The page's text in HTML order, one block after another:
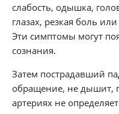
слабость, одышка,
глазах, резкая боль
Эти симптомы могут
сознания.
Затем пострадавший
обращение, не дышит,
артериях не